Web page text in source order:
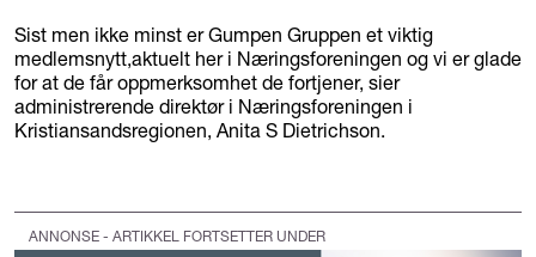
Sist men ikke minst er Gumpen Gruppen et viktig
medlemsnytt,aktuelt her i Næringsforeningen og vi er glade
for at de får oppmerksomhet de fortjener, sier
administrerende direktør i Næringsforeningen i
Kristiansandsregionen, Anita S Dietrichson.
ANNONSE - ARTIKKEL FORTSETTER UNDER